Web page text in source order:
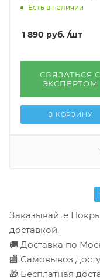
Minako Monster /
Есть в наличии
1 890 руб. /шт
СВЯЗАТЬСЯ С
ЭКСПЕРТОМ
В КОРЗИНУ
Заказывайте
доставкой.
🚚 Доставка по
🏬 Самовывоз
🎁 Бесплатная